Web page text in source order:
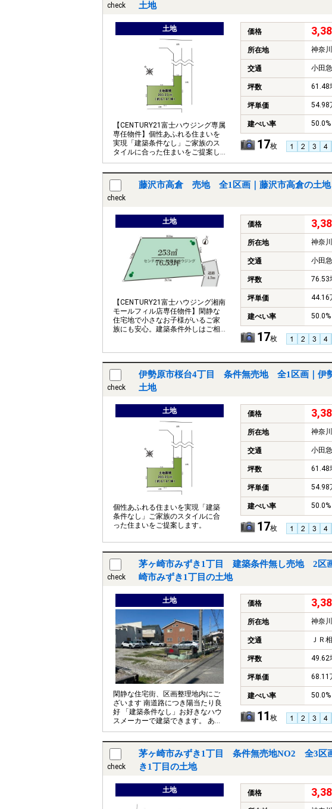
check
土地
土地
【CENTURY21富士ハウジング専属
専任物件】個性あふれる住まいを
実現「建築条件なし」ご家族のス
タイルに合った住まいをご提案し
ます。
価格
所在地 神奈
交通 小田
坪数 61.48
坪単価 54.98
建ぺい率 50.0%
17枚
check
藤沢市高倉 売地 全1区画｜藤沢市高倉の土地
土地
【CENTURY21富士ハウジング湘南
モールフィル店専任物件】閑静な
住宅地で小さなお子様がいるご家
族にも安心。建築条件外しはご相
価格
所在地 神奈
交通 小田
坪数 76.53
坪単価 44.16
建ぺい率 50.0%
17枚
check
伊勢原市桜台4丁目 条件無売地 全1区画｜伊
土地
土地
個性あふれる住まいを実現「建築
条件なし」ご家族のスタイルに合
った住まいをご提案します。
価格
所在地 神奈
交通 小田
坪数 61.48
坪単価 54.98
建ぺい率 50.0%
17枚
check
茅ヶ崎市みずき1丁目 建築条件無し売地 2区
崎市みずき1丁目の土地
土地
閑静な住宅街、区画整理地内にご
ざいます 南道路につき陽当たり良
好 「建築条件なし」お好きなハウ
スメーカーで建築できます。 あな
たの思い描く家を建ててみません
価格
所在地 神奈
交通 ＪＲ
坪数 49.62
坪単価 68.11
建ぺい率 50.0%
11 枚
check
茅ヶ崎市みずき1丁目 条件無売地NO2 全3区
き1丁目の土地
土地 価格